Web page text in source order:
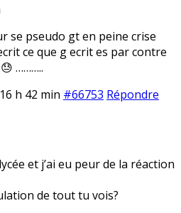
se pseudo gt en peine crise
ce que g ecrit es par contre
………..
h 42 min #66753 Répondre
et j’ai eu peur de la réaction
de tout tu vois?